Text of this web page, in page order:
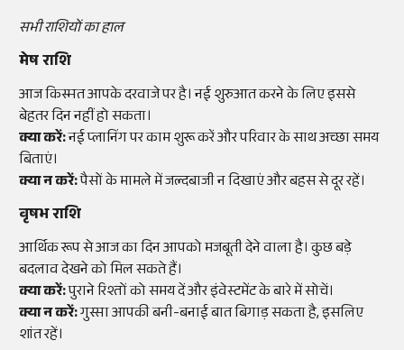
सभी राशियों का हाल
मेष राशि
आज किस्मत आपके दरवाजे पर है। नई शुरुआत करने के लिए इससे
बेहतर दिन नहीं हो सकता।
क्या करें:नई प्लानिंग पर काम शुरू करें और परिवार के साथ अच्छा समय
बिताएं।
क्या न करें:पैसों के मामले में जल्दबाजी न दिखाएं और बहस से दूर रहें।
वृषभ राशि
आर्थिक रूप से आज का दिन आपको मजबूती देने वाला है। कुछ बड़े
बदलाव देखने को मिल सकते हैं।
क्या करें:पुराने रिश्तों को समय दें और इंवेस्टमेंट के बारे में सोचें।
क्या न करें:गुस्सा आपकी बनी-बनाई बात बिगाड़ सकता है, इसलिए
शांत रहें।